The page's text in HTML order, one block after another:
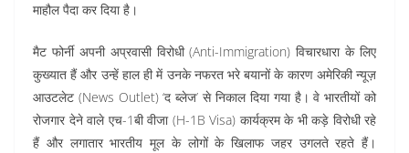
माहौल पैदा कर दिया है।
मैट फोर्नी अपनी अप्रवासी विरोधी (Anti-Immigration) विचारधारा के लिए
कुख्यात हैं और उन्हें हाल ही में उनके नफरत भरे बयानों के कारण अमेरिकी न्यूज़
आउटलेट (News Outlet) ‘द ब्लेज’ से निकाल दिया गया है। वे भारतीयों को
रोजगार देने वाले एच-1बी वीजा (H-1B Visa) कार्यक्रम के भी कड़े विरोधी रहे
हैं और लगातार भारतीय मूल के लोगों के खिलाफ जहर उगलते रहते हैं।